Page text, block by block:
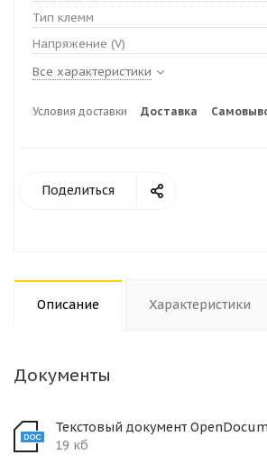
Тип клемм
Напряжение (V)
Все характеристики
Условия доставки Доставка
Поделиться
Описание Характеристики
Документы
Текстовый документ
19 кб